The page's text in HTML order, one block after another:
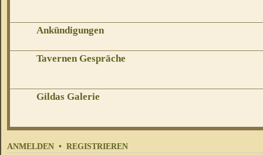
Ankündigungen
Tavernen Gespräche
Gildas Galerie
ANMELDEN • REGISTRIEREN